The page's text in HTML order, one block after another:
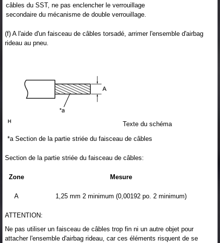
câbles du SST, ne pas enclencher le verrouillage
secondaire du mécanisme de double verrouillage.
(f) A l'aide d'un faisceau de câbles torsadé, arrimer l'ensemble d'airbag
rideau au pneu.
Texte du schéma
*a Section de la partie striée du faisceau de câbles
Section de la partie striée du faisceau de câbles:
Zone Mesure
A 1,25 mm 2 minimum (0,00192 po. 2 minimum)
ATTENTION:
Ne pas utiliser un faisceau de câbles trop fin ni un autre objet pour
attacher l'ensemble d'airbag rideau, car ces éléments risquent de se